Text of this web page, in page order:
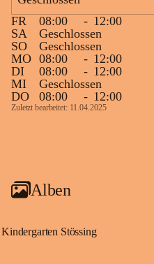
FR
08:00 - 12:00
SA
Geschlossen
SO
Geschlossen
MO 08:00 - 12:00
DI
08:00 - 12:00
MI
Geschlossen
DO
08:00 - 12:00
Zuletzt bearbeitet: 11.04.2025
Alben
Kindergarten Stössing